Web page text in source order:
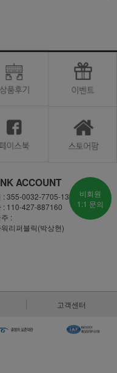
ACCOUNT
: 355-0032-7705-13
: 110-427-887160
:
리퍼블릭(박상현)
비회원
1:1 문의
고객센터